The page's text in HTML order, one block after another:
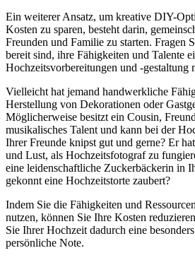
Ein weiterer Ansatz, um kreative DIY-
Kosten zu sparen, besteht darin,
Freunden und Familie zu starten. Fragen
bereit sind, ihre Fähigkeiten und Talente
Hochzeitsvorbereitungen und -gestaltung
Vielleicht hat jemand handwerkliche
Herstellung von Dekorationen oder
Möglicherweise besitzt ein Cousin,
musikalisches Talent und kann bei der
Ihrer Freunde knipst gut und gerne? Er
und Lust, als Hochzeitsfotograf zu
eine leidenschaftliche Zuckerbäckerin in
gekonnt eine Hochzeitstorte zaubert?
Indem Sie die Fähigkeiten und
nutzen, können Sie Ihre Kosten
Sie Ihrer Hochzeit dadurch eine
persönliche Note.